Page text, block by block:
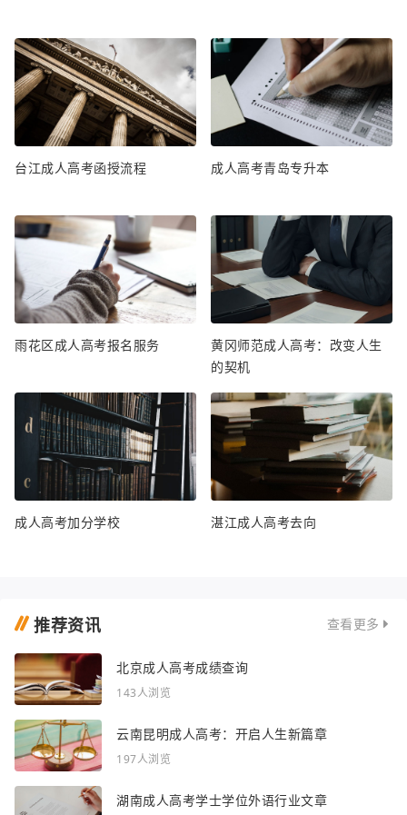
台江成人高考函授流程 成人高考青岛专升本
雨花区成人高考报名服务
黄冈师范成人高考：改变人生
的契机
成人高考加分学校 湛江成人高考去向
推荐资讯 查看更多
北京成人高考成绩查询
143人浏览
云南昆明成人高考：开启人生新篇章
197人浏览
湖南成人高考学士学位外语行业文章